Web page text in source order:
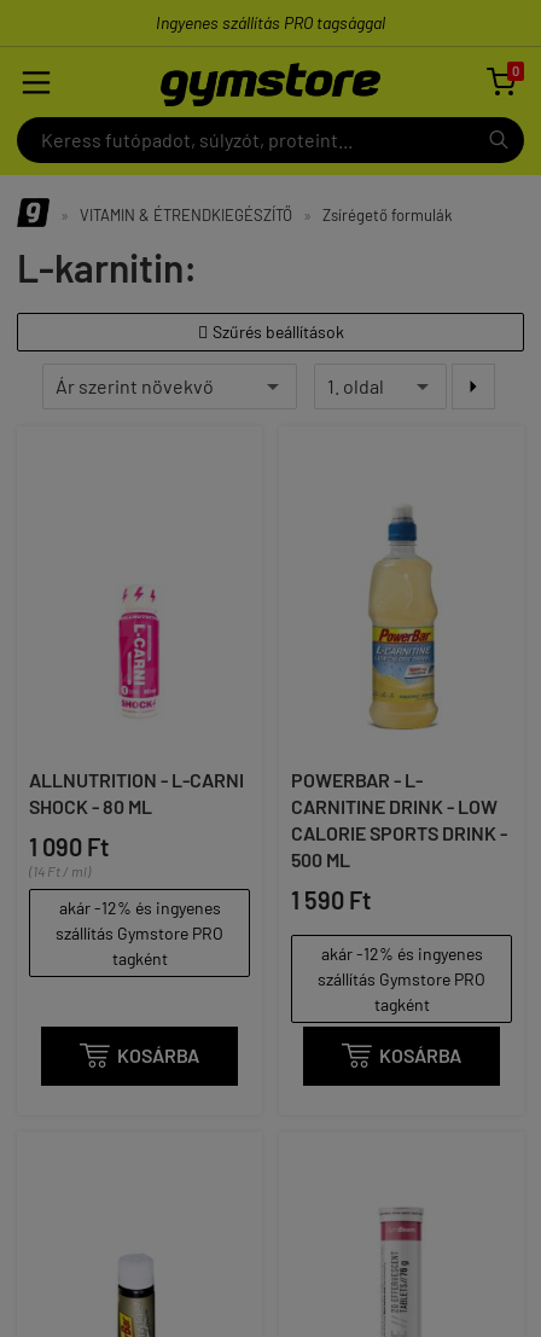
Ingyenes szállítás PRO tagsággal
0

» VITAMIN & ÉTRENDKIEGÉSZÍTŐ » Zsírégető formulák
L-karnitin:
 Szűrés beállítások

ALLNUTRITION - L-CARNI
SHOCK - 80 ML
1 090 Ft
(14 Ft / ml)
akár -12% és ingyenes
szállítás Gymstore PRO
tagként
 KOSÁRBA
POWERBAR - L-
CARNITINE DRINK - LOW
CALORIE SPORTS DRINK -
500 ML
1 590 Ft
akár -12% és ingyenes
szállítás Gymstore PRO
tagként
 KOSÁRBA